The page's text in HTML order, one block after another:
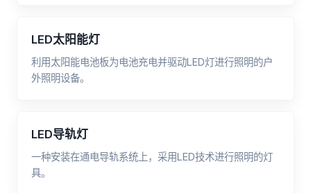
LED太阳能灯
利用太阳能电池板为电池充电并驱动LED灯进行照明的户
外照明设备。
LED导轨灯
一种安装在通电导轨系统上，采用LED技术进行照明的灯
具。